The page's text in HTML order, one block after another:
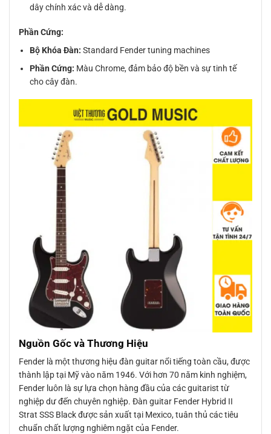
dây chính xác và dễ dàng.
Phần Cứng:
Bộ Khóa Đàn: Standard Fender tuning machines
Phần Cứng: Màu Chrome, đảm bảo độ bền và sự tinh tế
cho cây đàn.
Nguồn Gốc và Thương Hiệu
Fender là một thương hiệu đàn guitar nổi tiếng toàn cầu, được
thành lập tại Mỹ vào năm 1946. Với hơn 70 năm kinh nghiệm,
Fender luôn là sự lựa chọn hàng đầu của các guitarist từ
nghiệp dư đến chuyên nghiệp. Đàn guitar Fender Hybrid II
Strat SSS Black được sản xuất tại Mexico, tuân thủ các tiêu
chuẩn chất lượng nghiêm ngặt của Fender.